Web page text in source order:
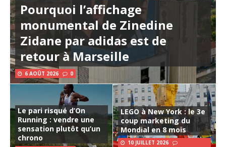
Pourquoi l’affichage
monumental de Zinedine
Zidane par adidas est de
retour à Marseille
6 AOÛT 2026 0
Le pari risqué d’On
Running : vendre une
sensation plutôt qu’un
chrono
LEGO à New York : le 3e
coup marketing du
Mondial en 8 mois
10 JUILLET 2026